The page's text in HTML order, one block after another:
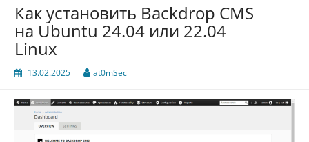
Как установить Backdrop CMS
на Ubuntu 24.04 или 22.04
Linux
13.02.2025 at0mSec